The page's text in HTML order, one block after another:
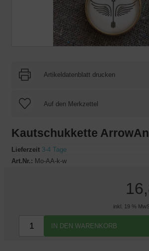
Artikeldatenblatt drucken
Kautschukkette
Lieferzeit 3-4 Tage
Art.Nr.: Mo-AA-k-w
inkl. 19 %
IN DEN WARENKORB